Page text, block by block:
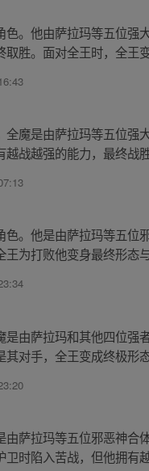
色。他由萨拉玛等五位强
取胜。面对全王时，全王
全魔是由萨拉玛等五位
越战越强的能力，最终战
色。他是由萨拉玛等五位
王为打败他变身最终形态
是由萨拉玛和其他四位
对手，全王变成终极形
由萨拉玛等五位邪恶神
卫时陷入苦战，但他拥有